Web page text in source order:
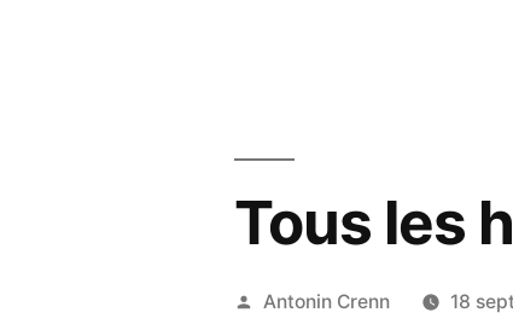
Tous les
Publié
Antonin Crenn 18